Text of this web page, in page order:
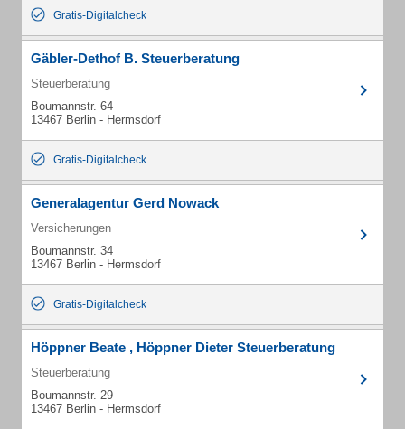
Gratis-Digitalcheck
Gäbler-Dethof B. Steuerberatung
Steuerberatung
Boumannstr. 64
13467 Berlin - Hermsdorf
Gratis-Digitalcheck
Generalagentur Gerd Nowack
Versicherungen
Boumannstr. 34
13467 Berlin - Hermsdorf
Gratis-Digitalcheck
Höppner Beate , Höppner Dieter Steuerberatung
Steuerberatung
Boumannstr. 29
13467 Berlin - Hermsdorf